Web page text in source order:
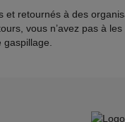
retournés à des
vous n’avez pas à
gaspillage.